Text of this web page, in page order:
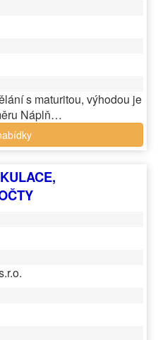
s maturitou, výhodou je
Náplň…